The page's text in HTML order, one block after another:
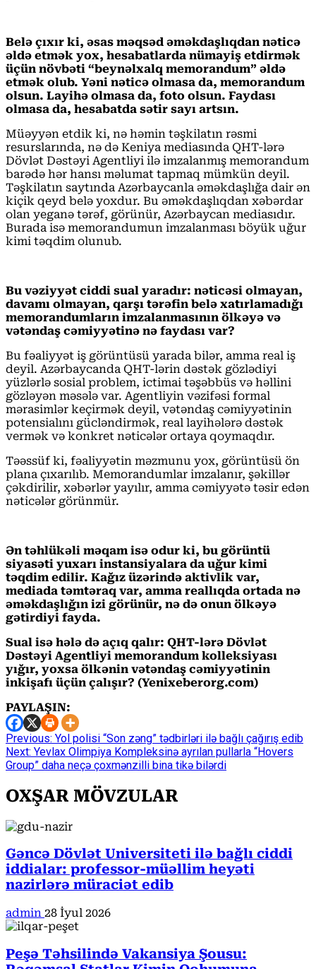
Belə çıxır ki, əsas məqsəd əməkdaşlıqdan nəticə
əldə etmək yox, hesabatlarda nümayiş etdirmək
üçün növbəti “beynəlxalq memorandum” əldə
etmək olub. Yəni nəticə olmasa da, memorandum
olsun. Layihə olmasa da, foto olsun. Faydası
olmasa da, hesabatda sətir sayı artsın.
Müəyyən etdik ki, nə həmin təşkilatın rəsmi
resurslarında, nə də Keniya mediasında QHT-lərə
Dövlət Dəstəyi Agentliyi ilə imzalanmış memorandum
barədə hər hansı məlumat tapmaq mümkün deyil.
Təşkilatın saytında Azərbaycanla əməkdaşlığa dair ən
kiçik qeyd belə yoxdur. Bu əməkdaşlıqdan xəbərdar
olan yeganə tərəf, görünür, Azərbaycan mediasıdır.
Burada isə memorandumun imzalanması böyük uğur
kimi təqdim olunub.
Bu vəziyyət ciddi sual yaradır: nəticəsi olmayan,
davamı olmayan, qarşı tərəfin belə xatırlamadığı
memorandumların imzalanmasının ölkəyə və
vətəndaş cəmiyyətinə nə faydası var?
Bu fəaliyyət iş görüntüsü yarada bilər, amma real iş
deyil. Azərbaycanda QHT-lərin dəstək gözlədiyi
yüzlərlə sosial problem, ictimai təşəbbüs və həllini
gözləyən məsələ var. Agentliyin vəzifəsi formal
mərasimlər keçirmək deyil, vətəndaş cəmiyyətinin
potensialını gücləndirmək, real layihələrə dəstək
vermək və konkret nəticələr ortaya qoymaqdır.
Təəssüf ki, fəaliyyətin məzmunu yox, görüntüsü ön
plana çıxarılıb. Memorandumlar imzalanır, şəkillər
çəkdirilir, xəbərlər yayılır, amma cəmiyyətə təsir edən
nəticələr görünmür.
Ən təhlükəli məqam isə odur ki, bu görüntü
siyasəti yuxarı instansiyalara da uğur kimi
təqdim edilir. Kağız üzərində aktivlik var,
mediada təmtəraq var, amma reallıqda ortada nə
əməkdaşlığın izi görünür, nə də onun ölkəyə
gətirdiyi fayda.
Sual isə hələ də açıq qalır: QHT-lərə Dövlət
Dəstəyi Agentliyi memorandum kolleksiyası
yığır, yoxsa ölkənin vətəndaş cəmiyyətinin
inkişafı üçün çalışır? (Yenixeberorg.com)
PAYLAŞIN:
Continue
Reading
Previous: Yol polisi “Son zəng” tədbirləri ilə bağlı çağırış edib
Next: Yevlax Olimpiya Kompleksinə ayrılan pullarla “Hovers
Group” daha neçə çoxmənzilli bina tikə bilərdi
OXŞAR MÖVZULAR
Gəncə Dövlət Universiteti ilə bağlı ciddi
iddialar: professor-müəllim heyəti
nazirlərə müraciət edib
admin 28 İyul 2026
Peşə Təhsilində Vakansiya Şousu: